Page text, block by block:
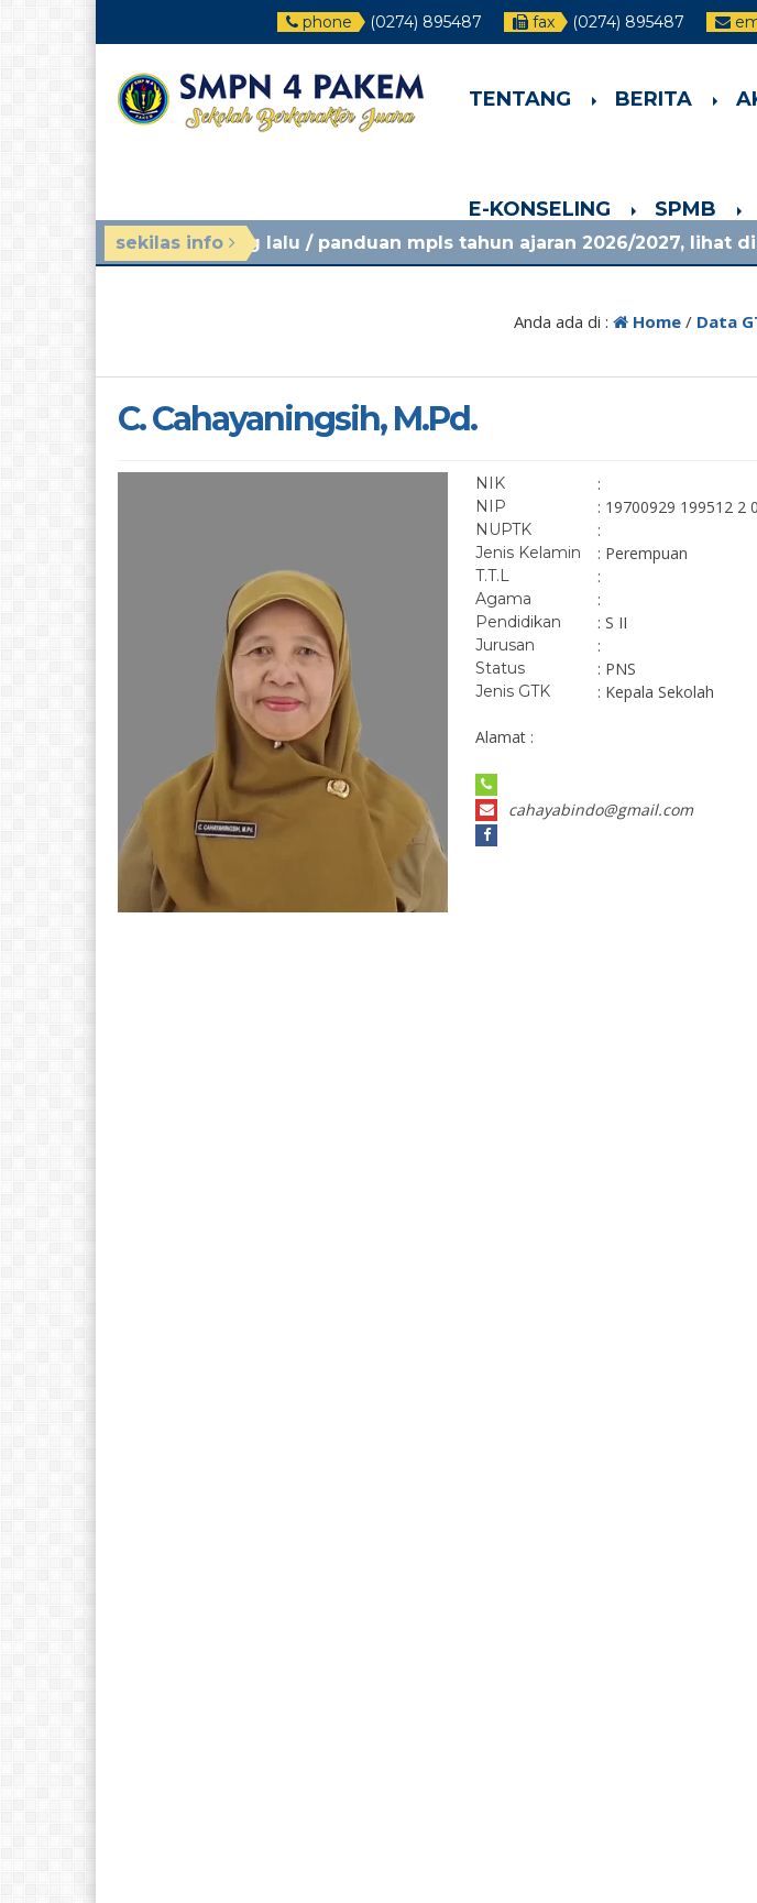
phone (0274) 895487 fax (0274) 895487
TENTANG BERITA
E-KONSELING SPMB
sekilas info
minggu yang lalu/ panduan mpls tahun ajaran 2026/2027, lihat di
Anda ada di : Home / Data
C. Cahayaningsih, M.Pd.
NIK :
NIP : 19700929 199512 2
NUPTK :
Jenis Kelamin : Perempuan
T.T.L :
Agama :
Pendidikan : S II
Jurusan :
Status : PNS
Jenis GTK : Kepala Sekolah
Alamat :
cahayabindo@gmail.com